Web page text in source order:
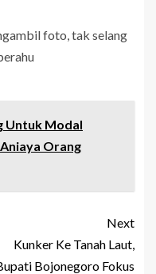
foto, tak selang
Untuk Modal
Orang
Next
Kunker Ke Tanah Laut,
Bojonegoro Fokus